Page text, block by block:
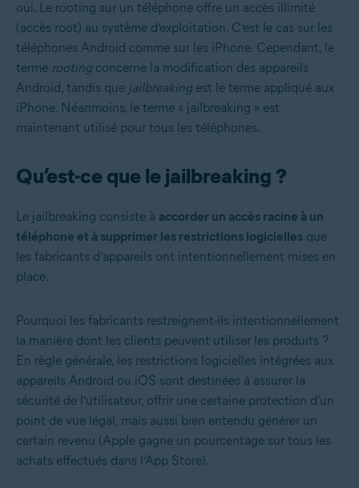
oui. Le rooting sur un téléphone offre un accès illimité
(accès root) au système d’exploitation. C’est le cas sur les
téléphones Android comme sur les iPhone. Cependant, le
terme rooting concerne la modification des appareils
Android, tandis que jailbreaking est le terme appliqué aux
iPhone. Néanmoins, le terme « jailbreaking » est
maintenant utilisé pour tous les téléphones.
Qu’est-ce que le jailbreaking ?
Le jailbreaking consiste à accorder un accès racine à un
téléphone et à supprimer les restrictions logicielles que
les fabricants d’appareils ont intentionnellement mises en
place.
Pourquoi les fabricants restreignent-ils intentionnellement
la manière dont les clients peuvent utiliser les produits ?
En règle générale, les restrictions logicielles intégrées aux
appareils Android ou iOS sont destinées à assurer la
sécurité de l’utilisateur, offrir une certaine protection d’un
point de vue légal, mais aussi bien entendu générer un
certain revenu (Apple gagne un pourcentage sur tous les
achats effectués dans l’App Store).